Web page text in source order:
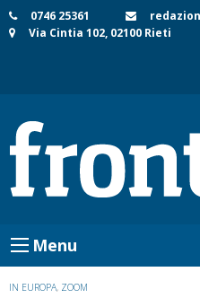
Skip
to
0746 25361
Via Cintia 102, 02100 Rieti
Menu
IN EUROPA, ZOOM